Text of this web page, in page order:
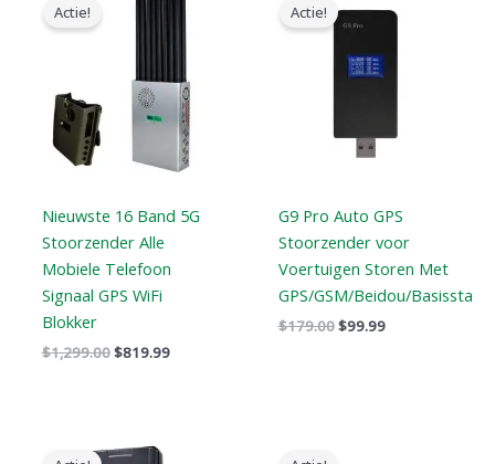
Actie!
Nieuwste 16 Band 5G
Stoorzender Alle
Mobiele Telefoon
Signaal GPS WiFi
Blokker
$1,299.00
$1,299.00.
$819.99
$819.99.
Actie!
G9 Pro Auto GPS
Stoorzender voor
Voertuigen Storen Met
GPS/GSM/Beidou/
$179.00
was:
$99.99
is: